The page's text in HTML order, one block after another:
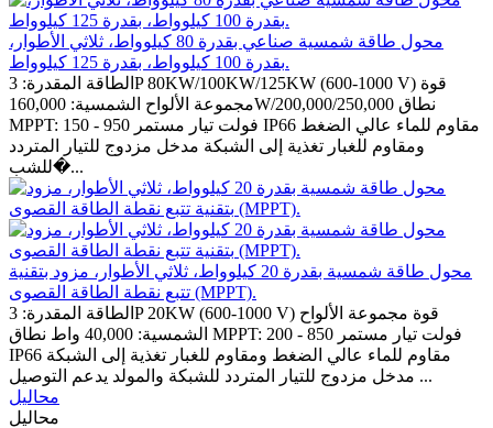
محول طاقة شمسية صناعي بقدرة 80 كيلوواط، ثلاثي الأطوار،
بقدرة 100 كيلوواط، بقدرة 125 كيلوواط.
الطاقة المقدرة: 3P 80KW/100KW/125KW (600-1000 V) قوة
مجموعة الألواح الشمسية: 160,000W/200,000/250,000 نطاق
MPPT: 150 - 950 فولت تيار مستمر IP66 مقاوم للماء عالي الضغط
ومقاوم للغبار تغذية إلى الشبكة مدخل مزدوج للتيار المتردد
للشب�...
محول طاقة شمسية بقدرة 20 كيلوواط، ثلاثي الأطوار، مزود بتقنية
تتبع نقطة الطاقة القصوى (MPPT).
الطاقة المقدرة: 3P 20KW (600-1000 V) قوة مجموعة الألواح
الشمسية: 40,000 واط نطاق MPPT: 200 - 850 فولت تيار مستمر
IP66 مقاوم للماء عالي الضغط ومقاوم للغبار تغذية إلى الشبكة
مدخل مزدوج للتيار المتردد للشبكة والمولد يدعم التوصيل ...
محاليل
محاليل